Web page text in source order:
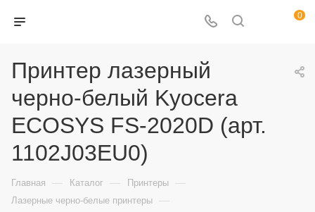
0
Принтер лазерный
черно-белый Kyocera
ECOSYS FS-2020D (арт.
1102J03EU0)
Главная — Каталог — Принтеры —
Лазерные черно-белые принтеры —